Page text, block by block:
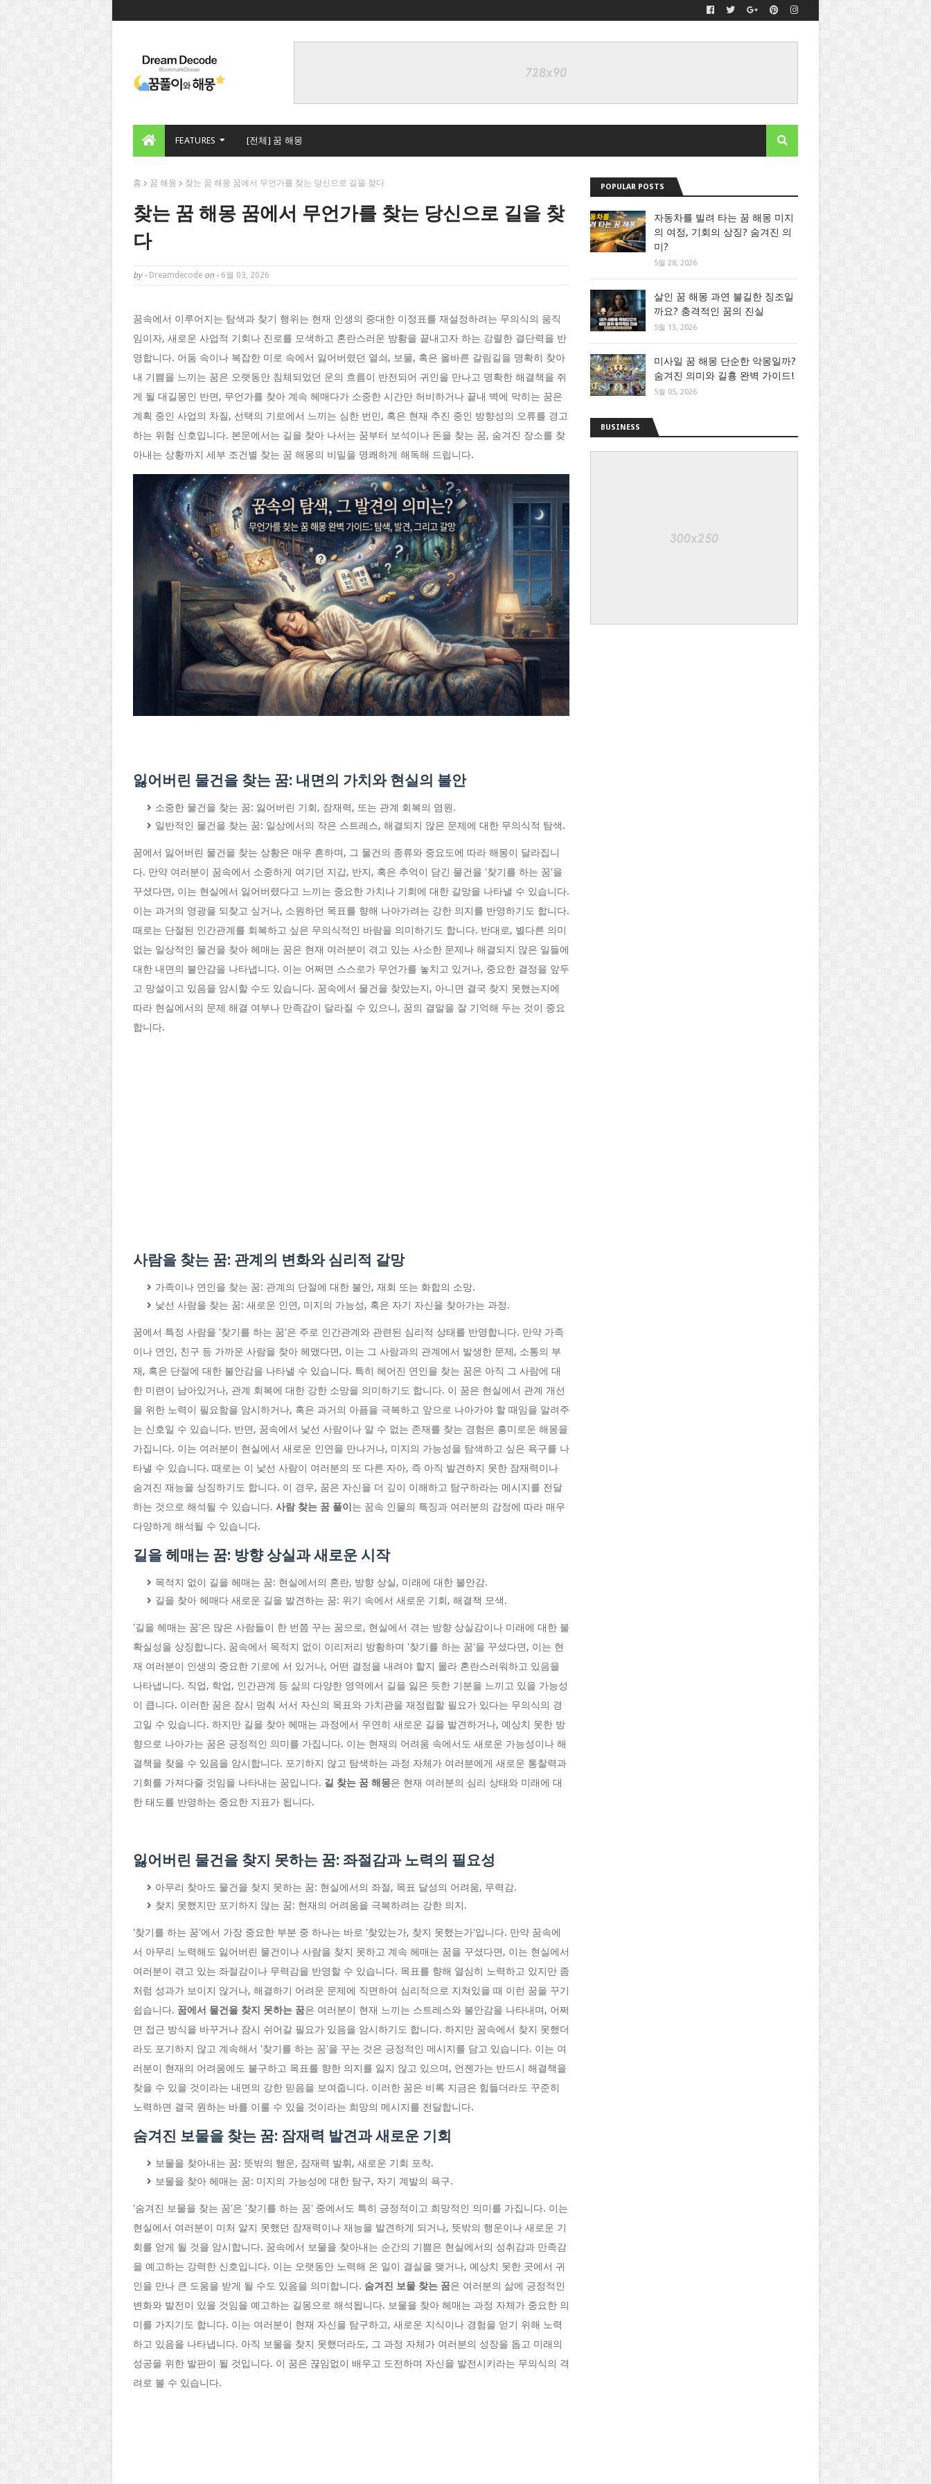
FEATURES [전체] 꿈 해몽
홈 꿈 해몽 찾는 꿈 해몽 꿈에서 무언가를 찾는 당신으로 길을 찾다
찾는 꿈 해몽 꿈에서 무언가를 찾는 당신으로 길을 찾
다
by - Dreamdecode on - 6월 03, 2026
꿈속에서 이루어지는 탐색과 찾기 행위는 현재 인생의 중대한 이정표를 재설정하려는 무의식의 움직
임이자, 새로운 사업적 기회나 진로를 모색하고 혼란스러운 방황을 끝내고자 하는 강렬한 결단력을 반
영합니다. 어둠 속이나 복잡한 미로 속에서 잃어버렸던 열쇠, 보물, 혹은 올바른 갈림길을 명확히 찾아
내 기쁨을 느끼는 꿈은 오랫동안 침체되었던 운의 흐름이 반전되어 귀인을 만나고 명확한 해결책을 쥐
게 될 대길몽인 반면, 무언가를 찾아 계속 헤매다가 소중한 시간만 허비하거나 끝내 벽에 막히는 꿈은
계획 중인 사업의 차질, 선택의 기로에서 느끼는 심한 번민, 혹은 현재 추진 중인 방향성의 오류를 경고
하는 위험 신호입니다. 본문에서는 길을 찾아 나서는 꿈부터 보석이나 돈을 찾는 꿈, 숨겨진 장소를 찾
아내는 상황까지 세부 조건별 찾는 꿈 해몽의 비밀을 명쾌하게 해독해 드립니다.
잃어버린 물건을 찾는 꿈: 내면의 가치와 현실의 불안
소중한 물건을 찾는 꿈: 잃어버린 기회, 잠재력, 또는 관계 회복의 염원.
일반적인 물건을 찾는 꿈: 일상에서의 작은 스트레스, 해결되지 않은 문제에 대한 무의식적 탐색.
꿈에서 잃어버린 물건을 찾는 상황은 매우 흔하며, 그 물건의 종류와 중요도에 따라 해몽이 달라집니
다. 만약 여러분이 꿈속에서 소중하게 여기던 지갑, 반지, 혹은 추억이 담긴 물건을 '찾기를 하는 꿈'을
꾸셨다면, 이는 현실에서 잃어버렸다고 느끼는 중요한 가치나 기회에 대한 갈망을 나타낼 수 있습니다.
이는 과거의 영광을 되찾고 싶거나, 소원하던 목표를 향해 나아가려는 강한 의지를 반영하기도 합니다.
때로는 단절된 인간관계를 회복하고 싶은 무의식적인 바람을 의미하기도 합니다. 반대로, 별다른 의미
없는 일상적인 물건을 찾아 헤매는 꿈은 현재 여러분이 겪고 있는 사소한 문제나 해결되지 않은 일들에
대한 내면의 불안감을 나타냅니다. 이는 어쩌면 스스로가 무언가를 놓치고 있거나, 중요한 결정을 앞두
고 망설이고 있음을 암시할 수도 있습니다. 꿈속에서 물건을 찾았는지, 아니면 결국 찾지 못했는지에
따라 현실에서의 문제 해결 여부나 만족감이 달라질 수 있으니, 꿈의 결말을 잘 기억해 두는 것이 중요
합니다.
사람을 찾는 꿈: 관계의 변화와 심리적 갈망
가족이나 연인을 찾는 꿈: 관계의 단절에 대한 불안, 재회 또는 화합의 소망.
낯선 사람을 찾는 꿈: 새로운 인연, 미지의 가능성, 혹은 자기 자신을 찾아가는 과정.
꿈에서 특정 사람을 '찾기를 하는 꿈'은 주로 인간관계와 관련된 심리적 상태를 반영합니다. 만약 가족
이나 연인, 친구 등 가까운 사람을 찾아 헤맸다면, 이는 그 사람과의 관계에서 발생한 문제, 소통의 부
재, 혹은 단절에 대한 불안감을 나타낼 수 있습니다. 특히 헤어진 연인을 찾는 꿈은 아직 그 사람에 대
한 미련이 남아있거나, 관계 회복에 대한 강한 소망을 의미하기도 합니다. 이 꿈은 현실에서 관계 개선
을 위한 노력이 필요함을 암시하거나, 혹은 과거의 아픔을 극복하고 앞으로 나아가야 할 때임을 알려주
는 신호일 수 있습니다. 반면, 꿈속에서 낯선 사람이나 알 수 없는 존재를 찾는 경험은 흥미로운 해몽을
가집니다. 이는 여러분이 현실에서 새로운 인연을 만나거나, 미지의 가능성을 탐색하고 싶은 욕구를 나
타낼 수 있습니다. 때로는 이 낯선 사람이 여러분의 또 다른 자아, 즉 아직 발견하지 못한 잠재력이나
숨겨진 재능을 상징하기도 합니다. 이 경우, 꿈은 자신을 더 깊이 이해하고 탐구하라는 메시지를 전달
하는 것으로 해석될 수 있습니다. 사람 찾는 꿈 풀이 는 꿈속 인물의 특징과 여러분의 감정에 따라 매우
다양하게 해석될 수 있습니다.
길을 헤매는 꿈: 방향 상실과 새로운 시작
목적지 없이 길을 헤매는 꿈: 현실에서의 혼란, 방향 상실, 미래에 대한 불안감.
길을 찾아 헤매다 새로운 길을 발견하는 꿈: 위기 속에서 새로운 기회, 해결책 모색.
'길을 헤매는 꿈'은 많은 사람들이 한 번쯤 꾸는 꿈으로, 현실에서 겪는 방향 상실감이나 미래에 대한 불
확실성을 상징합니다. 꿈속에서 목적지 없이 이리저리 방황하며 '찾기를 하는 꿈'을 꾸셨다면, 이는 현
재 여러분이 인생의 중요한 기로에 서 있거나, 어떤 결정을 내려야 할지 몰라 혼란스러워하고 있음을
나타냅니다. 직업, 학업, 인간관계 등 삶의 다양한 영역에서 길을 잃은 듯한 기분을 느끼고 있을 가능성
이 큽니다. 이러한 꿈은 잠시 멈춰 서서 자신의 목표와 가치관을 재정립할 필요가 있다는 무의식의 경
고일 수 있습니다. 하지만 길을 찾아 헤매는 과정에서 우연히 새로운 길을 발견하거나, 예상치 못한 방
향으로 나아가는 꿈은 긍정적인 의미를 가집니다. 이는 현재의 어려움 속에서도 새로운 가능성이나 해
결책을 찾을 수 있음을 암시합니다. 포기하지 않고 탐색하는 과정 자체가 여러분에게 새로운 통찰력과
기회를 가져다줄 것임을 나타내는 꿈입니다. 길 찾는 꿈 해몽은 현재 여러분의 심리 상태와 미래에 대
한 태도를 반영하는 중요한 지표가 됩니다.
잃어버린 물건을 찾지 못하는 꿈: 좌절감과 노력의 필요성
아무리 찾아도 물건을 찾지 못하는 꿈: 현실에서의 좌절, 목표 달성의 어려움, 무력감.
찾지 못했지만 포기하지 않는 꿈: 현재의 어려움을 극복하려는 강한 의지.
'찾기를 하는 꿈'에서 가장 중요한 부분 중 하나는 바로 '찾았는가, 찾지 못했는가'입니다. 만약 꿈속에
서 아무리 노력해도 잃어버린 물건이나 사람을 찾지 못하고 계속 헤매는 꿈을 꾸셨다면, 이는 현실에서
여러분이 겪고 있는 좌절감이나 무력감을 반영할 수 있습니다. 목표를 향해 열심히 노력하고 있지만 좀
처럼 성과가 보이지 않거나, 해결하기 어려운 문제에 직면하여 심리적으로 지쳐있을 때 이런 꿈을 꾸기
쉽습니다. 꿈에서 물건을 찾지 못하는 꿈은 여러분이 현재 느끼는 스트레스와 불안감을 나타내며, 어쩌
면 접근 방식을 바꾸거나 잠시 쉬어갈 필요가 있음을 암시하기도 합니다. 하지만 꿈속에서 찾지 못했더
라도 포기하지 않고 계속해서 '찾기를 하는 꿈'을 꾸는 것은 긍정적인 메시지를 담고 있습니다. 이는 여
러분이 현재의 어려움에도 불구하고 목표를 향한 의지를 잃지 않고 있으며, 언젠가는 반드시 해결책을
찾을 수 있을 것이라는 내면의 강한 믿음을 보여줍니다. 이러한 꿈은 비록 지금은 힘들더라도 꾸준히
노력하면 결국 원하는 바를 이룰 수 있을 것이라는 희망의 메시지를 전달합니다.
숨겨진 보물을 찾는 꿈: 잠재력 발견과 새로운 기회
보물을 찾아내는 꿈: 뜻밖의 행운, 잠재력 발휘, 새로운 기회 포착.
보물을 찾아 헤매는 꿈: 미지의 가능성에 대한 탐구, 자기 계발의 욕구.
'숨겨진 보물을 찾는 꿈'은 '찾기를 하는 꿈' 중에서도 특히 긍정적이고 희망적인 의미를 가집니다. 이는
현실에서 여러분이 미처 알지 못했던 잠재력이나 재능을 발견하게 되거나, 뜻밖의 행운이나 새로운 기
회를 얻게 될 것을 암시합니다. 꿈속에서 보물을 찾아내는 순간의 기쁨은 현실에서의 성취감과 만족감
을 예고하는 강력한 신호입니다. 이는 오랫동안 노력해 온 일이 결실을 맺거나, 예상치 못한 곳에서 귀
인을 만나 큰 도움을 받게 될 수도 있음을 의미합니다. 숨겨진 보물 찾는 꿈은 여러분의 삶에 긍정적인
변화와 발전이 있을 것임을 예고하는 길몽으로 해석됩니다. 보물을 찾아 헤매는 과정 자체가 중요한 의
미를 가지기도 합니다. 이는 여러분이 현재 자신을 탐구하고, 새로운 지식이나 경험을 얻기 위해 노력
하고 있음을 나타냅니다. 아직 보물을 찾지 못했더라도, 그 과정 자체가 여러분의 성장을 돕고 미래의
성공을 위한 발판이 될 것입니다. 이 꿈은 끊임없이 배우고 도전하며 자신을 발전시키라는 무의식의 격
려로 볼 수 있습니다.
POPULAR POSTS
자동차를 빌려 타는 꿈 해몽 미지
의 여정, 기회의 상징? 숨겨진 의
미?
5월 28, 2026
살인 꿈 해몽 과연 불길한 징조일
까요? 충격적인 꿈의 진실
5월 13, 2026
미사일 꿈 해몽 단순한 악몽일까?
숨겨진 의미와 길흉 완벽 가이드!
5월 05, 2026
BUSINESS